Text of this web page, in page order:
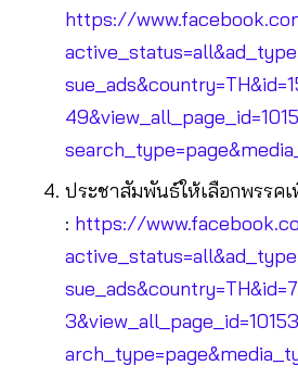
https://
ประชาสัมพันธ์ให้เลือกพรรคเ
: https://